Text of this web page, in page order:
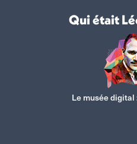
Qui était
Le musée digital